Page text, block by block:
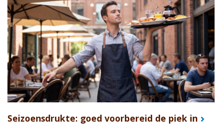
Seizoensdrukte: goed voorbereid de piek in